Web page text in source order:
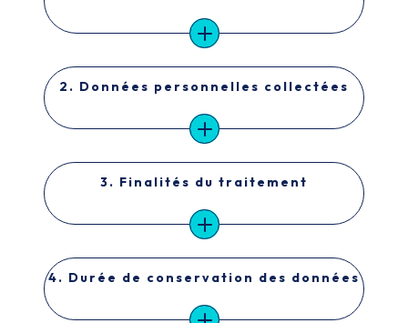
2. Données personnelles collectées
3. Finalités du traitement
4. Durée de conservation des données